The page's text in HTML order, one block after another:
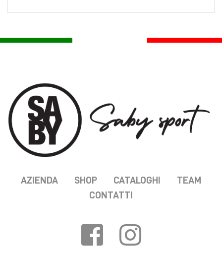
AZIENDA SHOP CATALOGHI
TEAM
CONTATTI